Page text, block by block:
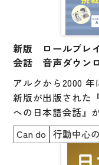
わたしたち
お問い合わせ
書店様向け
表記（かな・漢字
練習問題
日本語能力試験対
日本留学試験対策
各種試験対策
新版 ロールプレ
会話 音声ダウン
アルクから2000
新版が出版された
への日本語会話』
た。
まずタスクを与え
Can do 行動中心